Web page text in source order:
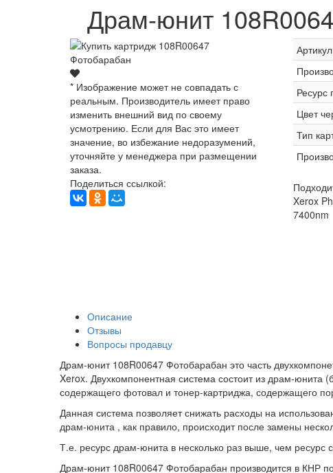
Драм-юнит
* Изображение может не совпадать с
реальным. Производитель имеет право
изменить внешний вид по своему
усмотрению. Если для Вас это имеет
значение, во избежание недоразумений,
уточняйте у менеджера при размещении
заказа.
Поделиться ссылкой:
Артикул
Ресурс
Цвет
Тип
Xerox
7400nm
Описание
Отзывы
Вопросы продавцу
Драм-юнит 108R00647 Фотобарабан это часть
Xerox. Двухкомпонентная система состоит из драм-юнита
содержащего фотовал и тонер-картриджа, содержащего
Данная система позволяет снижать расходы на
драм-юнита , как правило, происходит после замены
Т.е. ресурс драм-юнита в несколько раз выше, чем ресурс
Драм-юнит 108R00647 Фотобарабан производится в КНР